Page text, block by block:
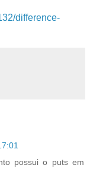
difference-
possui o puts em